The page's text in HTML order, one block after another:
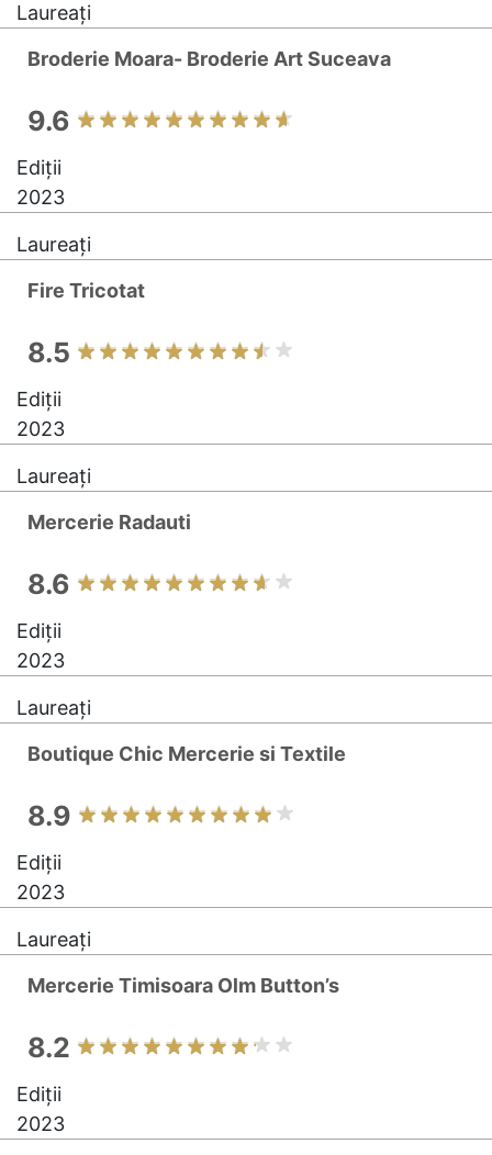
Laureați
Broderie Moara- Broderie Art Suceava
9.6
Ediții
2023
Laureați
Fire Tricotat
8.5
Ediții
2023
Laureați
Mercerie Radauti
8.6
Ediții
2023
Laureați
Boutique Chic Mercerie si Textile
8.9
Ediții
2023
Laureați
Mercerie Timisoara Olm Button’s
8.2
Ediții
2023